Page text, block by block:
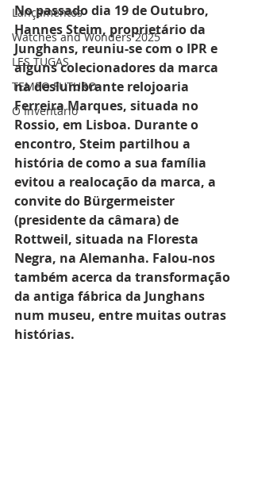
Lançamentos
Watches and Wonders 2025
LES TUGAS
TEMPO FUTURO
O Inventário
No passado dia 19 de Outubro,
Hannes Steim, proprietário da
Junghans, reuniu-se com o IPR e
alguns colecionadores da marca
na deslumbrante relojoaria
Ferreira Marques, situada no
Rossio, em Lisboa. Durante o
encontro, Steim partilhou a
história de como a sua família
evitou a realocação da marca, a
convite do Bürgermeister
(presidente da câmara) de
Rottweil, situada na Floresta
Negra, na Alemanha. Falou-nos
também acerca da transformação
da antiga fábrica da Junghans
num museu, entre muitas outras
histórias.